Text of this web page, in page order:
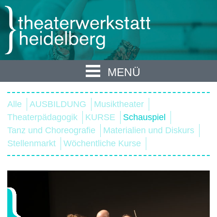
MENÜ
Alle AUSBILDUNG
Musiktheater
Theaterpädagogik
KURSE
Schauspiel
Tanz und Choreografie
Materialien und Diskurs
Stellenmarkt
Wöchentliche Kurse